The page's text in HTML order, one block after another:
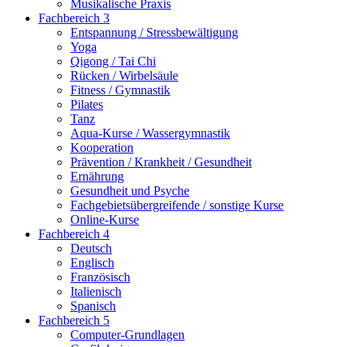
Musikalische Praxis
Fachbereich 3
Entspannung / Stressbewältigung
Yoga
Qigong / Tai Chi
Rücken / Wirbelsäule
Fitness / Gymnastik
Pilates
Tanz
Aqua-Kurse / Wassergymnastik
Kooperation
Prävention / Krankheit / Gesundheit
Ernährung
Gesundheit und Psyche
Fachgebietsübergreifende / sonstige Kurse
Online-Kurse
Fachbereich 4
Deutsch
Englisch
Französisch
Italienisch
Spanisch
Fachbereich 5
Computer-Grundlagen